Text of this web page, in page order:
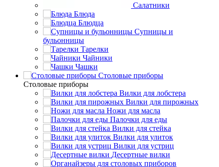
Салатники
Блюда
Блюдца
Супницы и
бульонницы
Тарелки
Чайники
Чашки
Cтоловые приборы
Cтоловые приборы
Вилки для лобстера
Вилки для пирожных
Ножи для масла
Палочки для еды
Вилки для стейка
Вилки для улиток
Вилки для устриц
Десертные вилки